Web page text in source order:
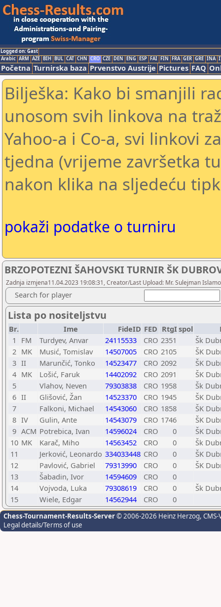
Logged on: Gast
Arabic ARM AZE BIH BUL CAT CHN CRO CZE DEN ENG ESP FAI FIN FRA GER GRE INA
Početna Turnirska baza Prvenstvo Austrije Pictures FAQ
Bilješka: Kako bi smanjili
unosom svih linkova na
Yahoo-a i Co-a, svi linkovi
tjedna (vrijeme završetka
nakon klika na sljedeću
pokaži podatke o turniru
BRZOPOTEZNI ŠAHOVSKI TURNIR ŠK
Zadnja izmjena11.04.2023 19:08:31, Creator/Last Upload: Mr. Sulejman
Search for player
Lista po nositeljstvu
Br. Ime FideID FED RtgIspol
1
FM Turdyev, Anvar 24115533 CRO 2351
Šk
2 MK Musić, Tomislav 14507005 CRO 2105
ŠK
3 II Marunčić, Tonko 14523477 CRO 2092
ŠK
4 MK Lošić, Faruk 14402092 CRO 2091
ŠK
5
Vlahov, Neven 79303838 CRO 1958
Šk
6 II Glišović, Žan 14523370 CRO 1945
ŠK
7
Falkoni, Michael 14543060 CRO 1858
ŠK
8 IV Gulin, Ante 14543079 CRO 1746
ŠK
9 ACM Potrebica, Ivan 14596024 CRO 0
ŠK
10 MK Karač, Miho 14563452 CRO 0
Šk
11
Jerković, Leonardo 334033448 CRO 0
ŠK
12
Pavlović, Gabriel 79313990 CRO 0
ŠK
13
Šabadin, Ivor 14594609 CRO
0
14
Vojvoda, Luka 79308619 CRO 0
Šk
15
Wiele, Edgar 14562944 CRO 0
Chess-Tournament-Results-Server© 2006-2026 Heinz Herzog,
Legal details/Terms of use